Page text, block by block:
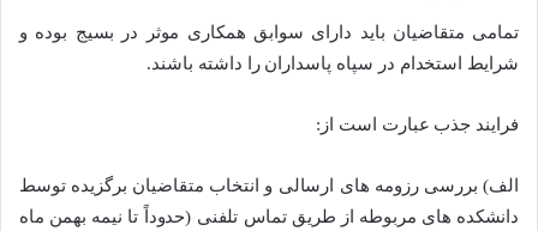
تمامی متقاضیان باید دارای سوابق همکاری موثر در بسیج بوده و
شرایط استخدام در سپاه پاسداران را داشته باشند.
فرایند جذب عبارت است از:
الف) بررسی رزومه های ارسالی و انتخاب متقاضیان برگزیده توسط
دانشکده های مربوطه از طریق تماس تلفنی (حدوداً تا نیمه بهمن ماه